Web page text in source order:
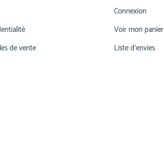
de vente
Connexion
Voir mon panier
Liste d'envies